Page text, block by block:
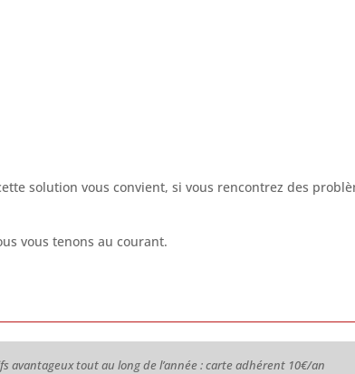
solution vous convient, si vous rencontrez des
vous tenons au courant.
avantageux tout au long de l’année : carte adhérent 10€/an